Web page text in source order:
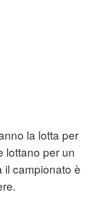
la lotta per
lottano per un
il campionato è